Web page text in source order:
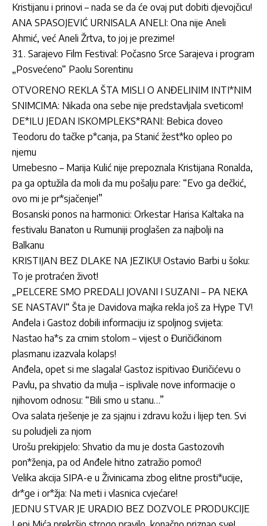
Kristijanu i prinovi – nada se da će ovaj put dobiti djevojčicu!
ANA SPASOJEVIĆ URNISALA ANELI: Ona nije Aneli
Ahmić, već Aneli Žrtva, to joj je prezime!
Sarajevo Film Festival: Počasno Srce Sarajeva i program
„Posvećeno“ Paolu Sorentinu
OTVORENO REKLA ŠTA MISLI O ANĐELINIM INTI*NIM
SNIMCIMA: Nikada ona sebe nije predstavljala sveticom!
DE*ILU JEDAN ISKOMPLEKS*RANI: Bebica doveo
Teodoru do tačke p*canja, pa Stanić žest*ko opleo po
njemu
Urnebesno – Marija Kulić nije prepoznala Kristijana Ronalda,
pa ga optužila da moli da mu pošalju pare: “Evo ga dečkić,
ovo mi je pr*sjačenje!”
Bosanski ponos na harmonici: Orkestar Harisa Kaltaka na
festivalu Banaton u Rumuniji proglašen za najbolji na
Balkanu
KRISTIJAN BEZ DLAKE NA JEZIKU! Ostavio Barbi u šoku:
To je protraćen život!
„PELCERE SMO PREDALI JOVANI I SUZANI – PA NEKA
SE NASTAVI“ Šta je Davidova majka rekla još za Hype TV!
Anđela i Gastoz dobili informaciju iz spoljnog svijeta:
Nastao ha*s za crnim stolom – vijest o Đuričićkinom
plasmanu izazvala kolaps!
Anđela, opet si me slagala! Gastoz ispitivao Đuričićevu o
Pavlu, pa shvatio da mulja – isplivale nove informacije o
njihovom odnosu: “Bili smo u stanu…”
Ova salata rješenje je za sjajnu i zdravu kožu i lijep ten. Svi
su poludjeli za njom
Urošu prekipjelo: Shvatio da mu je dosta Gastozovih
pon*ženja, pa od Anđele hitno zatražio pomoć!
Velika akcija SIPA-e u Živinicama zbog elitne prosti*ucije,
dr*ge i or*žja: Na meti i vlasnica cvjećare!
JEDNU STVAR JE URADIO BEZ DOZVOLE PRODUKCIJE